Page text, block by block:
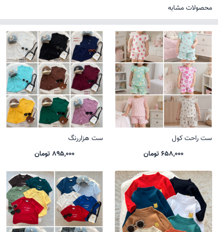
محصولات مشابه
ست راحت کول
658,000 تومان
ست هزاررنگ
895,000 تومان